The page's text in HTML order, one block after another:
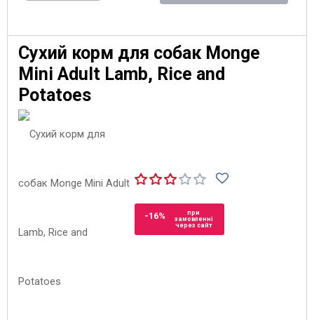
Сухий корм для собак Monge
Mini Adult Lamb, Rice and
Potatoes
-16%
при
замовленні
через сайт